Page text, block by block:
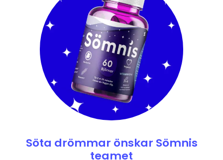
Söta drömmar önskar Sömnis
teamet